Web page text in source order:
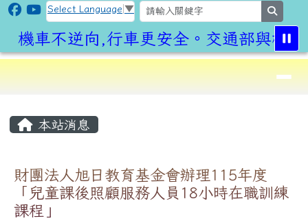
跳至主內容區
CLPS Site
Select Language ▼
機車不逆向,行車更安全。交通部與桃園
⏸
導覽列
本站消息
財團法人旭日教育基金會辦理115年度
「兒童課後照顧服務人員18小時在職訓練
課程」